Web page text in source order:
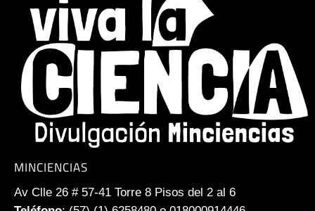
MINCIENCIAS
Av Clle 26 # 57-41 Torre 8 Pisos del 2 al 6